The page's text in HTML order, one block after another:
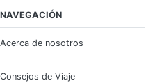
NAVEGACIÓN
Acerca de nosotros
Consejos de Viaje